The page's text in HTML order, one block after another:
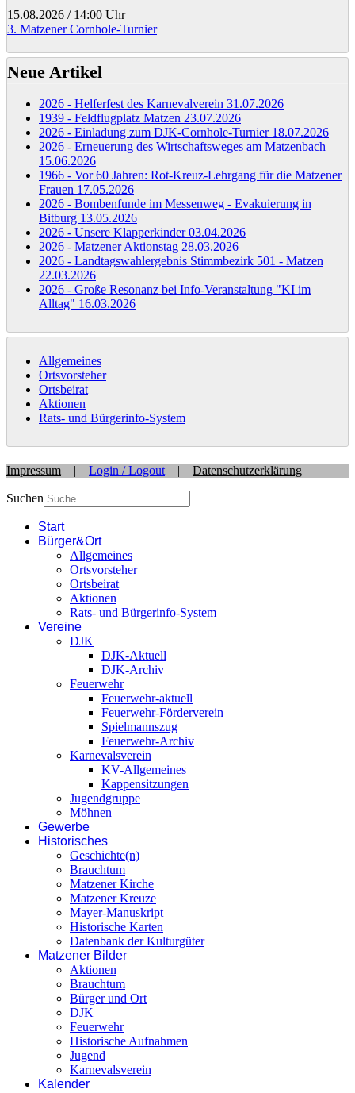
15.08.2026 / 14:00 Uhr
3. Matzener Cornhole-Turnier
Neue Artikel
2026 - Helferfest des Karnevalverein 31.07.2026
1939 - Feldflugplatz Matzen 23.07.2026
2026 - Einladung zum DJK-Cornhole-Turnier 18.07.2026
2026 - Erneuerung des Wirtschaftsweges am Matzenbach
15.06.2026
1966 - Vor 60 Jahren: Rot-Kreuz-Lehrgang für die Matzener
Frauen 17.05.2026
2026 - Bombenfunde im Messenweg - Evakuierung in
Bitburg 13.05.2026
2026 - Unsere Klapperkinder03.04.2026
2026 - Matzener Aktionstag 28.03.2026
2026 - Landtagswahlergebnis Stimmbezirk 501 - Matzen
22.03.2026
2026 - Große Resonanz bei Info-Veranstaltung "KI im
Alltag" 16.03.2026
Allgemeines
Ortsvorsteher
Ortsbeirat
Aktionen
Rats- und Bürgerinfo-System
Impressum | Login / Logout | Datenschutzerklärung
Suchen
Start
Bürger&Ort
Allgemeines
Ortsvorsteher
Ortsbeirat
Aktionen
Rats- und Bürgerinfo-System
Vereine
DJK
DJK-Aktuell
DJK-Archiv
Feuerwehr
Feuerwehr-aktuell
Feuerwehr-Förderverein
Spielmannszug
Feuerwehr-Archiv
Karnevalsverein
KV-Allgemeines
Kappensitzungen
Jugendgruppe
Möhnen
Gewerbe
Historisches
Geschichte(n)
Brauchtum
Matzener Kirche
Matzener Kreuze
Mayer-Manuskript
Historische Karten
Datenbank der Kulturgüter
Matzener Bilder
Aktionen
Brauchtum
Bürger und Ort
DJK
Feuerwehr
Historische Aufnahmen
Jugend
Karnevalsverein
Kalender